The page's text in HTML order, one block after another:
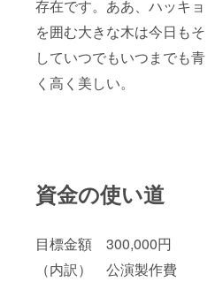
存在です。ああ、ハッキョ
を囲む大きな木は今日もそ
していつでもいつまでも青
く高く美しい。
資金の使い道
目標金額 300,000円
（内訳） 公演製作費